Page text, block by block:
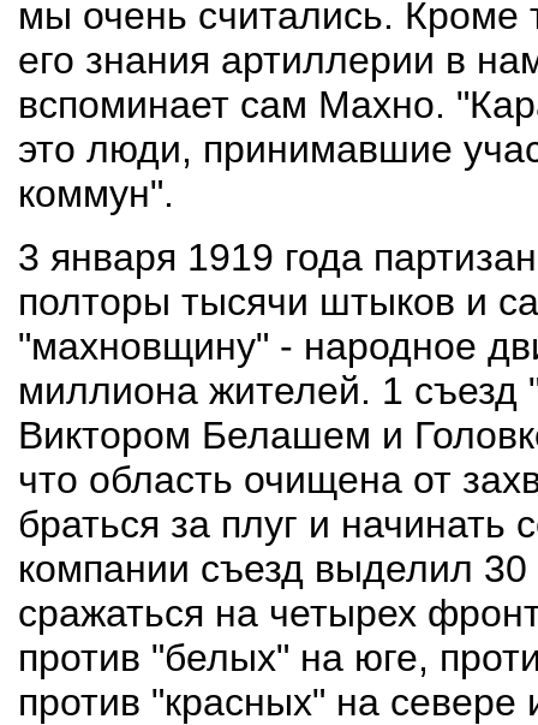
мы очень считались. Кроме
его знания артиллерии в
вспоминает сам Махно.
это люди, принимавшие
коммун".
3 января 1919 года
полторы тысячи штыков и
"махновщину" - народное
миллиона жителей. 1
Виктором Белашем и
что область очищена от
браться за плуг и
компании съезд выделил
сражаться на четырех
против "белых" на юге,
против "красных" на севере